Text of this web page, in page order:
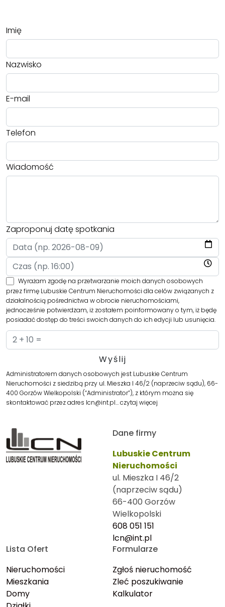
Imię
Nazwisko
E-mail
Telefon
Wiadomość
Zaproponuj datę spotkania
Wyrażam zgodę na przetwarzanie moich danych osobowych
przez firmę Lubuskie Centrum Nieruchomości dla celów związanych z
działalnością pośrednictwa w obrocie nieruchomościami,
jednocześnie potwierdzam, iż zostałem poinformowany o tym, iż będę
posiadać dostęp do treści swoich danych do ich edycji lub usunięcia.
Administratorem danych osobowych jest Lubuskie Centrum
Nieruchomości z siedzibą przy ul. Mieszka I 46/2 (naprzeciw sądu), 66-
400 Gorzów Wielkopolski (“Administrator”), z którym można się
skontaktować przez adres lcn@int.pl…czytaj więcej
Dane firmy
Lubuskie Centrum
Nieruchomości
ul. Mieszka I 46/2
(naprzeciw sądu)
66-400 Gorzów
Wielkopolski
608 051 151
lcn@int.pl
Lista Ofert
Nieruchomości
Mieszkania
Domy
Formularze
Zgłoś nieruchomość
Zleć poszukiwanie
Kalkulator